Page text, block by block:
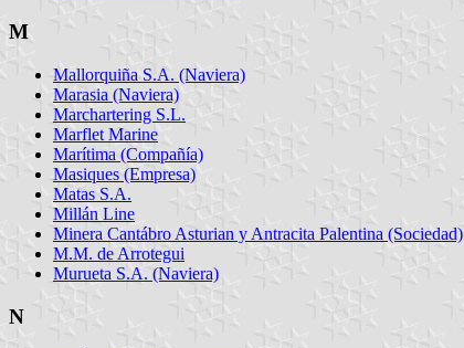
M
Mallorquiña S.A. (Naviera)
Marasia (Naviera)
Marchartering S.L.
Marflet Marine
Marítima (Compañía)
Masiques (Empresa)
Matas S.A.
Millán Line
Minera Cantábro Asturian y Antracita Palentina (Sociedad)
M.M. de Arrotegui
Murueta S.A. (Naviera)
N